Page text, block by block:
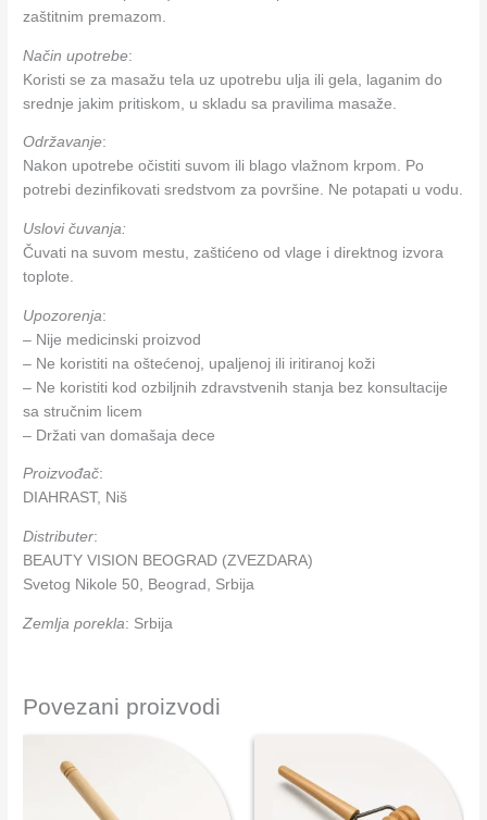
zaštitnim premazom.
Način upotrebe:
Koristi se za masažu tela uz upotrebu ulja ili gela, laganim do
srednje jakim pritiskom, u skladu sa pravilima masaže.
Održavanje:
Nakon upotrebe očistiti suvom ili blago vlažnom krpom. Po
potrebi dezinfikovati sredstvom za površine. Ne potapati u vodu.
Uslovi čuvanja:
Čuvati na suvom mestu, zaštićeno od vlage i direktnog izvora
toplote.
Upozorenja:
– Nije medicinski proizvod
– Ne koristiti na oštećenoj, upaljenoj ili iritiranoj koži
– Ne koristiti kod ozbiljnih zdravstvenih stanja bez konsultacije
sa stručnim licem
– Držati van domašaja dece
Proizvođač:
DIAHRAST, Niš
Distributer:
BEAUTY VISION BEOGRAD (ZVEZDARA)
Svetog Nikole 50, Beograd, Srbija
Zemlja porekla: Srbija
Povezani proizvodi